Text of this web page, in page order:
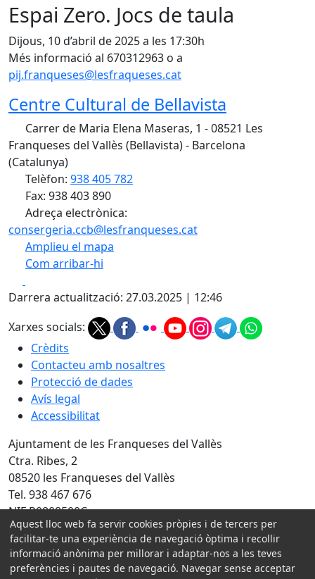
Espai Zero. Jocs de taula
Dijous, 10 d’abril de 2025 a les 17:30h
Més informació al 670312963 o a
pij.franqueses@lesfraqueses.cat
Centre Cultural de Bellavista
Carrer de Maria Elena Maseras, 1 - 08521 Les
Franqueses del Vallès (Bellavista) - Barcelona
(Catalunya)
Telèfon: 938 405 782
Fax: 938 403 890
Adreça electrònica:
consergeria.ccb@lesfranqueses.cat
Amplieu el mapa
Com arribar-hi
+
Darrera actualització: 27.03.2025 | 12:46
Xarxes socials:
Crèdits
Contacteu amb nosaltres
Protecció de dades
Avís legal
Accessibilitat
Ajuntament de les Franqueses del Vallès
Ctra. Ribes, 2
08520 les Franqueses del Vallès
Tel. 938 467 676
NIF P0808500C
Amb la col·laboració de:
Aquest lloc web fa servir cookies pròpies i de tercers per
facilitar-te una experiència de navegació òptima i recollir
informació anònima per millorar i adaptar-nos a les teves
preferències i pautes de navegació. Navegar sense acceptar